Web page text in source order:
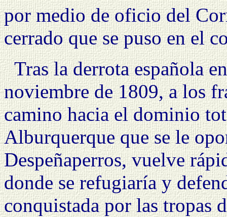
por medio de oficio del
cerrado que se puso en el
Tras la derrota española
noviembre de1809, alos
camino hacia el dominio
Alburquerque que se le
Despeñaperros, vuelve
donde se refugiaría y
conquistada por las tropas